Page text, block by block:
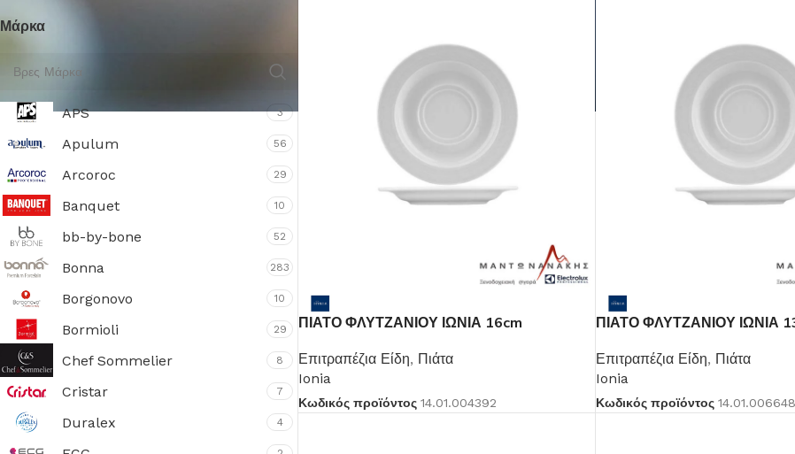
Πιάτα
Δείτε Περισσότερα
Μαχαιροπίρουνα
Μάρκα
APS 3
Apulum 56
Arcoroc 29
Banquet 10
bb-by-bone 52
Bonna 283
Borgonovo 10
Bormioli 29
Chef Sommelier 8
Cristar 7
Duralex 4
ΠΙΑΤΟ ΦΛΥΤΖΑΝΙΟΥ ΙΩΝΙΑ 16cm
Επιτραπέζια Είδη, Πιάτα
Ionia
Κωδικός προϊόντος 14.01.004392
ΠΙΑΤΟ ΦΛΥΤΖΑΝΙΟΥ ΙΩΝΙΑ
Επιτραπέζια Είδη, Πιάτα
Ionia
Κωδικός προϊόντος 14.01.006648